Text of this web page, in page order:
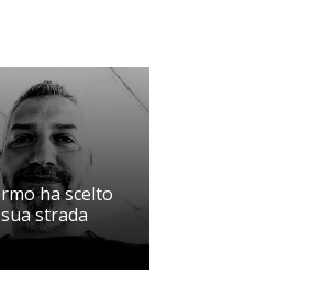
ha scelto
strada